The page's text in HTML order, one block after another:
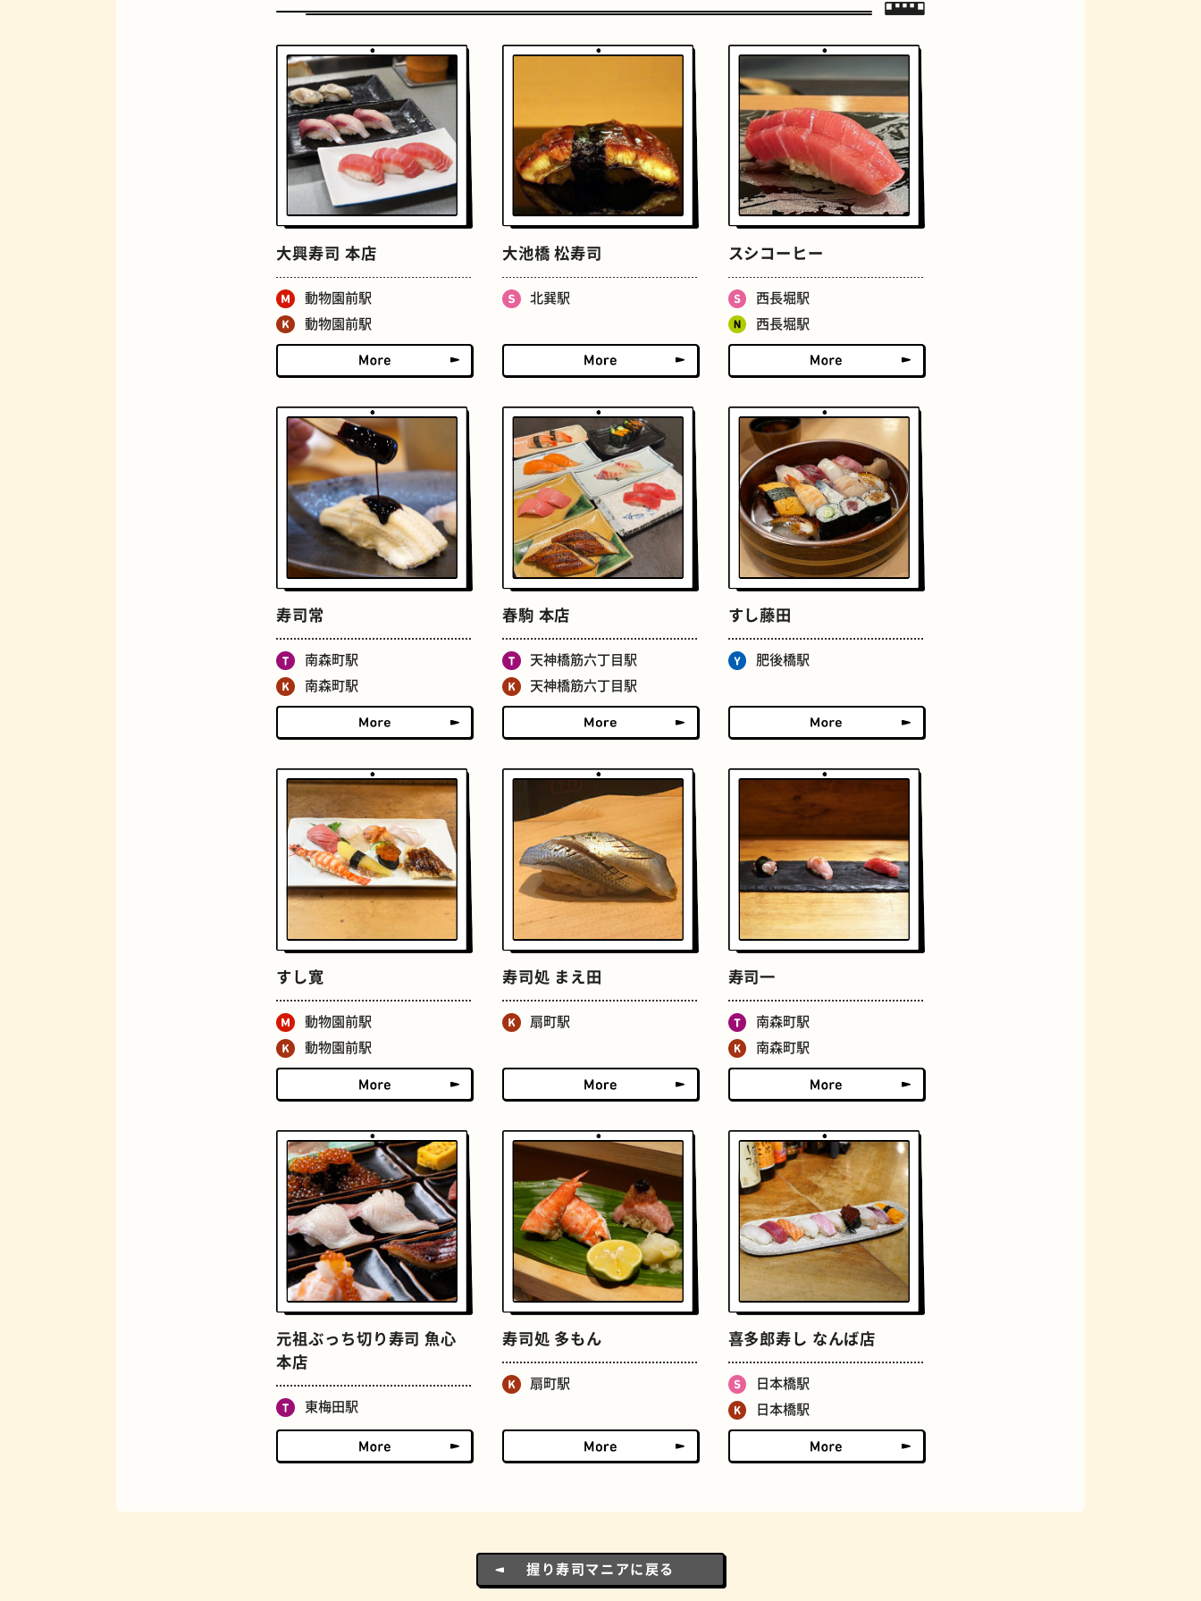
おいもスイーツ 文学碑 ジェラート
ジューススタンド たまごサンド 文房具 おにぎり
おでん
ロイヤルミルクティー せんべろ ストリートアート グラススイーツ
ドーナツ 町焼肉 アーケード
大興寿司 本店
動物園前駅
動物園前駅
大池橋 松寿司
北巽駅
スシコーヒー
西長堀駅
西長堀駅
寿司常
南森町駅
南森町駅
春駒 本店
天神橋筋六丁目駅
天神橋筋六丁目駅
すし藤田
肥後橋駅
すし寛
動物園前駅
動物園前駅
寿司処 まえ田
扇町駅
寿司一
南森町駅
南森町駅
元祖ぶっち切り寿司 魚心
本店
東梅田駅
寿司処 多もん
扇町駅
喜多郎寿し なんば店
日本橋駅
日本橋駅
握り寿司マニアに戻る